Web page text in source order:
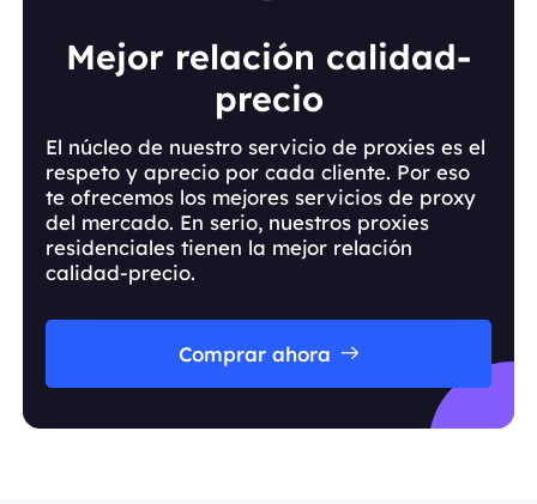
Mejor relación calidad-
precio
El núcleo de nuestro servicio de proxies es el
respeto y aprecio por cada cliente. Por eso
te ofrecemos los mejores servicios de proxy
del mercado. En serio, nuestros proxies
residenciales tienen la mejor relación
calidad-precio.
Comprar ahora